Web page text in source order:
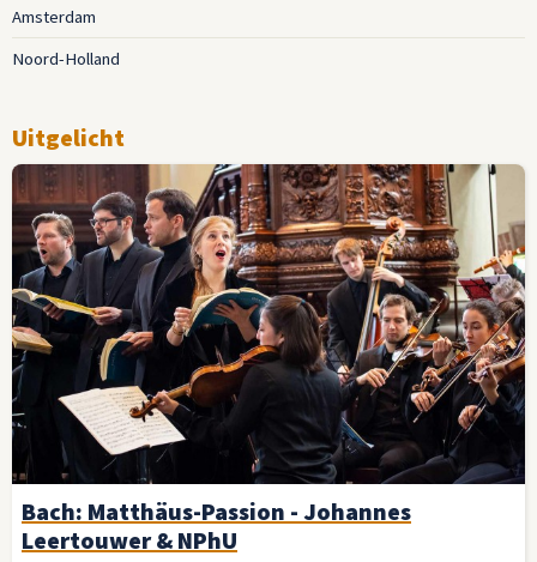
Amsterdam
Noord-Holland
Uitgelicht
Bach: Matthäus-Passion - Johannes
Leertouwer & NPhU